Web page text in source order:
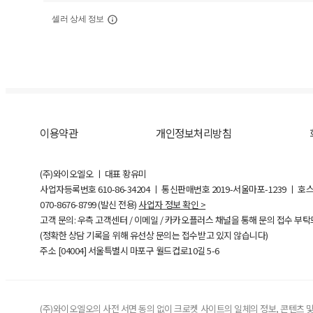
셀러 상세 정보
이용약관 개인정보처리방침
(주)와이오엘오 ㅣ 대표 황유미
사업자등록번호610-86-34204ㅣ 통신판매번호 2019-서울마포-1239 ㅣ 호
070-8676-8799 (발신 전용) 사업자 정보 확인 >
고객 문의: 우측 고객센터 / 이메일 / 카카오플러스 채널을 통해 문의 접수 부
(정확한 상담 기록을 위해 유선상 문의는 접수받고 있지 않습니다)
주소 [04004] 서울특별시 마포구 월드컵로10길5-6
(주)와이오엘오의 사전 서면 동의 없이 크로켓 사이트의 일체의 정보, 콘텐츠